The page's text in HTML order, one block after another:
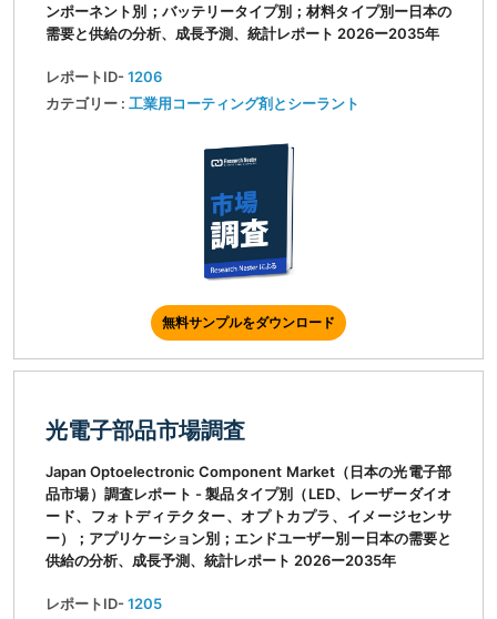
ンポーネント別；バッテリータイプ別；材料タイプ別ー日本の
需要と供給の分析、成長予測、統計レポート 2026ー2035年
レポートID-1206
カテゴリー : 工業用コーティング剤とシーラント
無料サンプルをダウンロード
光電子部品市場調査
Japan Optoelectronic Component Market（日本の光電子部
品市場）調査レポート - 製品タイプ別（LED、レーザーダイオ
ード、フォトディテクター、オプトカプラ、イメージセンサ
ー）；アプリケーション別；エンドユーザー別ー日本の需要と
供給の分析、成長予測、統計レポート 2026ー2035年
レポートID-1205